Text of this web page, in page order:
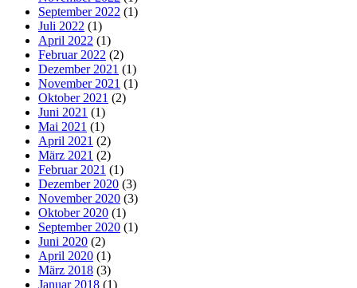
September 2022 (1)
Juli 2022 (1)
April 2022 (1)
Februar 2022 (2)
Dezember 2021 (1)
November 2021 (1)
Oktober 2021 (2)
Juni 2021 (1)
Mai 2021 (1)
April 2021 (2)
März 2021 (2)
Februar 2021 (1)
Dezember 2020 (3)
November 2020 (3)
Oktober 2020 (1)
September 2020 (1)
Juni 2020 (2)
April 2020 (1)
März 2018 (3)
Januar 2018 (1)